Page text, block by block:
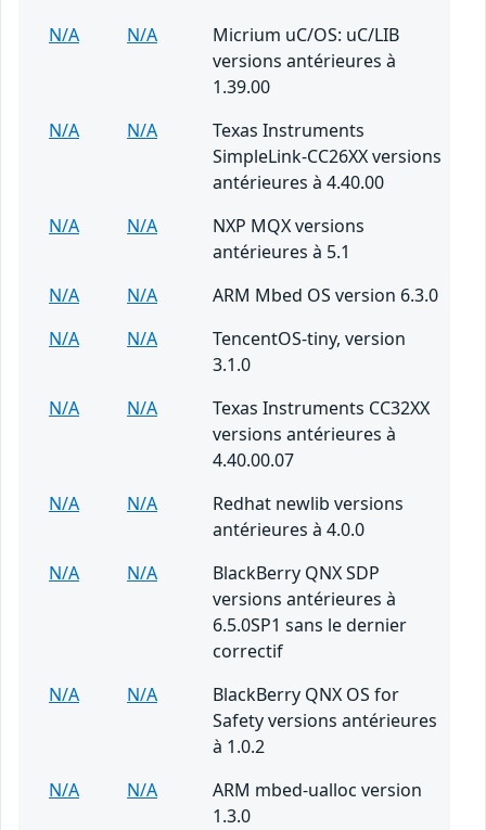
N/A
N/A
Micrium uC/OS: uC/LIB
versions antérieures à
1.39.00
N/A
N/A
Texas Instruments
SimpleLink-CC26XX versions
antérieures à 4.40.00
N/A
N/A
NXP MQX versions
antérieures à 5.1
N/A
N/A
ARM Mbed OS version 6.3.0
N/A
N/A
TencentOS-tiny, version
3.1.0
N/A
N/A
Texas Instruments CC32XX
versions antérieures à
4.40.00.07
N/A
N/A
Redhat newlib versions
antérieures à 4.0.0
N/A
N/A
BlackBerry QNX SDP
versions antérieures à
6.5.0SP1 sans le dernier
correctif
N/A
N/A
BlackBerry QNX OS for
Safety versions antérieures
à 1.0.2
N/A
N/A
ARM mbed-ualloc version
1.3.0